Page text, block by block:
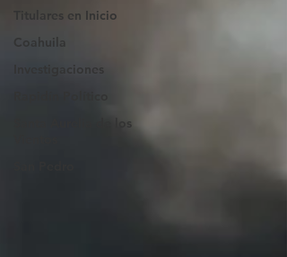
Titulares en Inicio
Coahuila
Investigaciones
Santa Aurelia de los